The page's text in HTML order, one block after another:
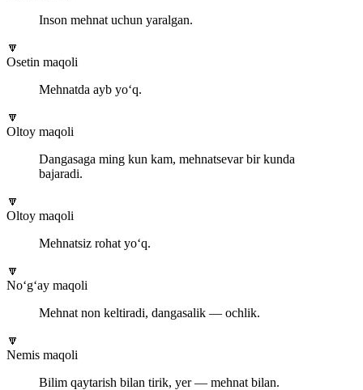
Inson mehnat uchun yaralgan.
🔽
Osetin maqoli
Mehnatda ayb yo‘q.
🔽
Oltoy maqoli
Dangasaga ming kun kam, mehnatsevar bir kunda
bajaradi.
🔽
Oltoy maqoli
Mehnatsiz rohat yo‘q.
🔽
No‘g‘ay maqoli
Mehnat non keltiradi, dangasalik — ochlik.
🔽
Nemis maqoli
Bilim qaytarish bilan tirik, yer — mehnat bilan.